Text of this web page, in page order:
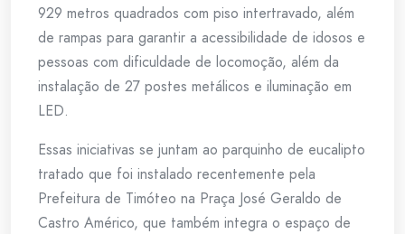
929 metros quadrados com piso intertravado, além
de rampas para garantir a acessibilidade de idosos e
pessoas com dificuldade de locomoção, além da
instalação de 27 postes metálicos e iluminação em
LED.
Essas iniciativas se juntam ao parquinho de eucalipto
tratado que foi instalado recentemente pela
Prefeitura de Timóteo na Praça José Geraldo de
Castro Américo, que também integra o espaço de